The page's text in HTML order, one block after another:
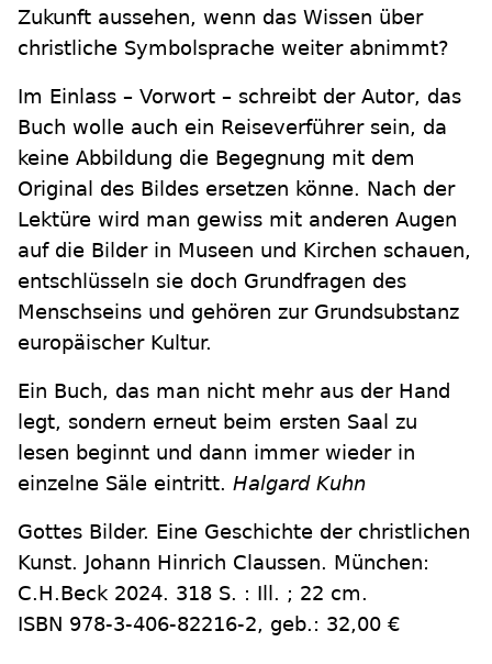
Zukunft aussehen, wenn das Wissen über
christliche Symbolsprache weiter abnimmt?
Im Einlass – Vorwort – schreibt der Autor, das
Buch wolle auch ein Reiseverführer sein, da
keine Abbildung die Begegnung mit dem
Original des Bildes ersetzen könne. Nach der
Lektüre wird man gewiss mit anderen Augen
auf die Bilder in Museen und Kirchen schauen,
entschlüsseln sie doch Grundfragen des
Menschseins und gehören zur Grundsubstanz
europäischer Kultur.
Ein Buch, das man nicht mehr aus der Hand
legt, sondern erneut beim ersten Saal zu
lesen beginnt und dann immer wieder in
einzelne Säle eintritt. Halgard Kuhn
Gottes Bilder. Eine Geschichte der christlichen
Kunst. Johann Hinrich Claussen. München:
C.H.Beck 2024. 318 S. : Ill. ; 22 cm.
ISBN 978-3-406-82216-2, geb.: 32,00 €